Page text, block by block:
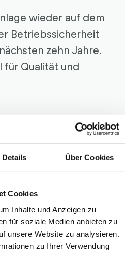
Details Über Cookies
Cookies
Inhalte und Anzeigen zu
für soziale Medien anbieten zu
unsere Website zu analysieren.
zu Ihrer Verwendung
wieder auf dem
Betriebssicherheit
zehn Jahre.
für Qualität und